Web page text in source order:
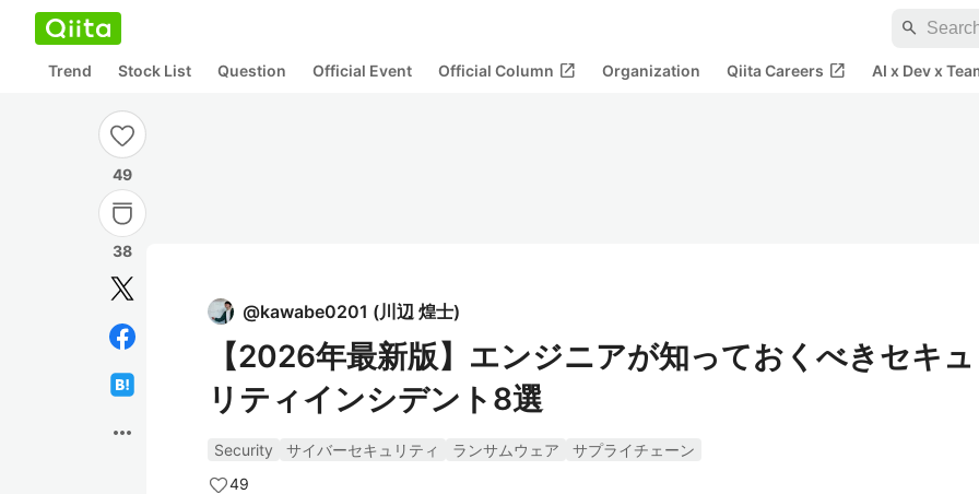
search
Trend Stock List Question Official Event Official Column open_in_new Organization Qiita Careers open_in_new AI x Dev x
49
38
more_horiz
@kawabe0201 (川辺 煌士)
【2026年最新版】エンジニアが知っておくべきセキュ
リティインシデント8選
Security サイバーセキュリティ ランサムウェア
サプライチェーン
49